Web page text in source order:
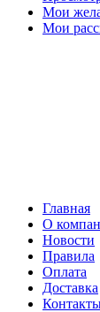
Мои
Мои
Главная
О
Новости
Правила
Оплата
Доставка